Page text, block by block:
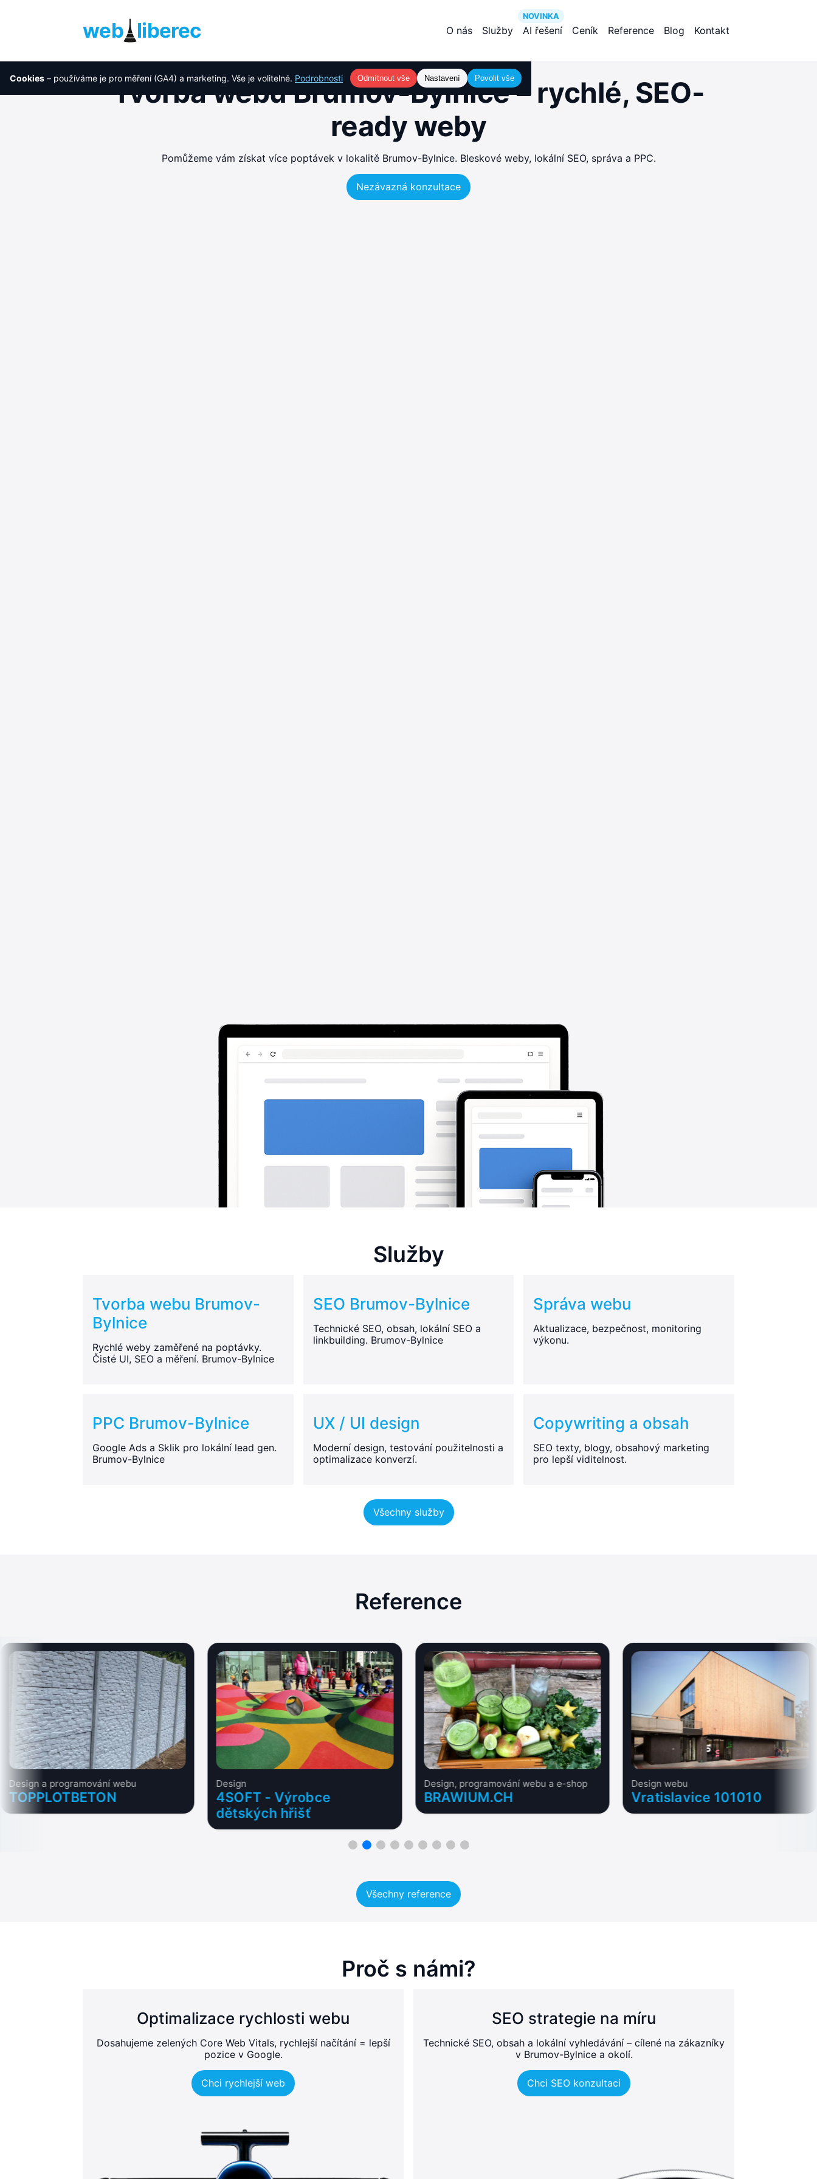
web liberec O nás Služby
NOVINKA
AI řešení Ceník Reference Blog Kontakt
Cookies – používáme je pro měření (GA4) a marketing. Vše je volitelné. Podrobnosti Odmítnout vše Nastavení Povolit vše
Tvorba webu Brumov-Bylnice – rychlé, SEO-
ready weby
Pomůžeme vám získat více poptávek v lokalitě Brumov-Bylnice. Bleskové weby, lokální SEO, správa a PPC.
Nezávazná konzultace
Služby
Tvorba webu Brumov-
Bylnice
Rychlé weby zaměřené na poptávky.
Čisté UI, SEO a měření. Brumov-Bylnice
SEO Brumov-Bylnice
Technické SEO, obsah, lokální SEO a
linkbuilding. Brumov-Bylnice
Správa webu
Aktualizace, bezpečnost, monitoring
výkonu.
PPC Brumov-Bylnice
Google Ads a Sklik pro lokální lead gen.
Brumov-Bylnice
UX / UI design
Moderní design, testování použitelnosti a
optimalizace konverzí.
Copywriting a obsah
SEO texty, blogy, obsahový marketing
pro lepší viditelnost.
Všechny služby
Reference
Design a programování webu
TOPPLOTBETON
Design
4SOFT - Výrobce
dětských hřišť
Design, programování webu a e-shop
BRAWIUM.CH
Design webu
Vratislavice 101010
Všechny reference
Proč s námi?
Optimalizace rychlosti webu
Dosahujeme zelených Core Web Vitals, rychlejší načítání = lepší
pozice v Google.
Chci rychlejší web
SEO strategie na míru
Technické SEO, obsah a lokální vyhledávání – cílené na zákazníky
v Brumov-Bylnice a okolí.
Chci SEO konzultaci